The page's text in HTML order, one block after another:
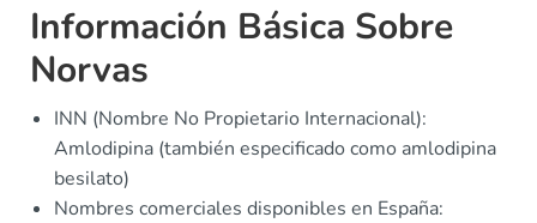
Información Básica Sobre
Norvas
INN (Nombre No Propietario Internacional):
Amlodipina (también especificado como amlodipina
besilato)
Nombres comerciales disponibles en España: